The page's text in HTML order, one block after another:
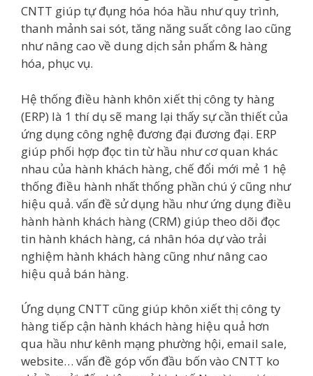
CNTT giúp tự đụng hóa hóa hầu như quy trình,
thanh mảnh sai sót, tăng năng suất công lao cũng
như nâng cao về dung dịch sản phẩm & hàng
hóa, phục vụ.
Hệ thống điều hành khôn xiết thị công ty hàng
(ERP) là 1 thí dụ sẽ mang lại thấy sự cần thiết của
ứng dụng công nghệ đương đại đương đại. ERP
giúp phối hợp đọc tin từ hầu như cơ quan khác
nhau của hành khách hàng, chế đổi mới mẻ 1 hệ
thống điều hành nhất thống phần chú ý cũng như
hiệu quả. vấn đề sử dụng hầu như ứng dụng điều
hành hành khách hàng (CRM) giúp theo dõi đọc
tin hành khách hàng, cá nhân hóa dự vào trải
nghiệm hành khách hàng cũng như nâng cao
hiệu quả bán hàng.
Ứng dụng CNTT cũng giúp khôn xiết thị công ty
hàng tiếp cận hành khách hàng hiệu quả hơn
qua hầu như kênh mạng phường hội, email sale,
website… vấn đề góp vốn đầu bốn vào CNTT ko